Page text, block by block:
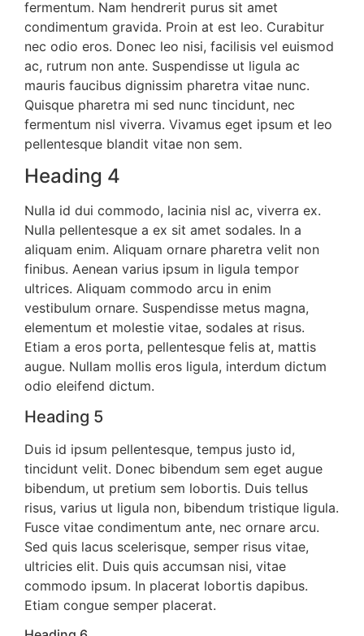
fermentum. Nam hendrerit purus sit amet
condimentum gravida. Proin at est leo. Curabitur
nec odio eros. Donec leo nisi, facilisis vel euismod
ac, rutrum non ante. Suspendisse ut ligula ac
mauris faucibus dignissim pharetra vitae nunc.
Quisque pharetra mi sed nunc tincidunt, nec
fermentum nisl viverra. Vivamus eget ipsum et leo
pellentesque blandit vitae non sem.
Heading 4
Nulla id dui commodo, lacinia nisl ac, viverra ex.
Nulla pellentesque a ex sit amet sodales. In a
aliquam enim. Aliquam ornare pharetra velit non
finibus. Aenean varius ipsum in ligula tempor
ultrices. Aliquam commodo arcu in enim
vestibulum ornare. Suspendisse metus magna,
elementum et molestie vitae, sodales at risus.
Etiam a eros porta, pellentesque felis at, mattis
augue. Nullam mollis eros ligula, interdum dictum
odio eleifend dictum.
Heading 5
Duis id ipsum pellentesque, tempus justo id,
tincidunt velit. Donec bibendum sem eget augue
bibendum, ut pretium sem lobortis. Duis tellus
risus, varius ut ligula non, bibendum tristique ligula.
Fusce vitae condimentum ante, nec ornare arcu.
Sed quis lacus scelerisque, semper risus vitae,
ultricies elit. Duis quis accumsan nisi, vitae
commodo ipsum. In placerat lobortis dapibus.
Etiam congue semper placerat.